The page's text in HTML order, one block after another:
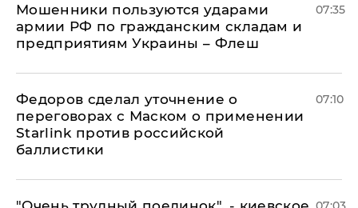
Мошенники пользуются ударами
армии РФ по гражданским складам и
предприятиям Украины – Флеш
07:35
Федоров сделал уточнение о
переговорах с Маском о применении
Starlink против российской
баллистики
07:10